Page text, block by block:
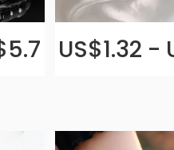
US$1.32 -